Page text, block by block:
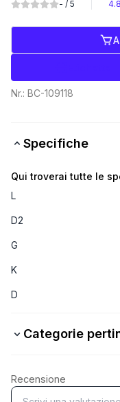
- / 5
Nr.: BC-109118
Specifiche
Qui troverai tutte le
L
D2
G
K
D
Categorie
4.8 Stahl
Recensione